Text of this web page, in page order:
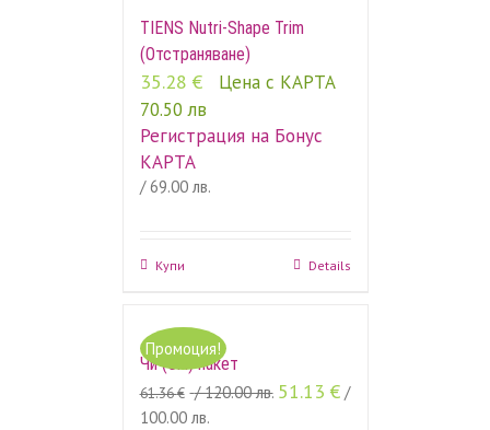
TIENS Nutri-Shape Trim
(Отстраняване)
35.28 €
Цена с КАРТА
70.50 лв
Регистрация на Бонус
КАРТА
/ 69.00 лв.
Купи Details
Промоция!
Чи (Chi) пакет
61.36€ / 120.00 лв. 51.13 € /
100.00 лв.